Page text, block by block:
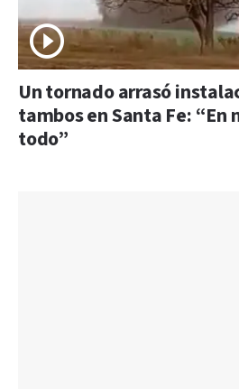
Un tornado arrasó
tambos en Santa Fe: “En
todo”